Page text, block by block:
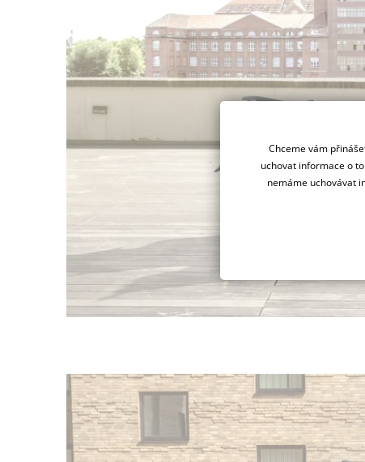
Chceme vám
uchovat informace o
nemáme uchovávat